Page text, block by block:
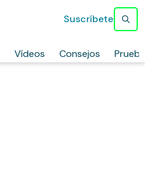
Vídeos Consejos
Suscríbete